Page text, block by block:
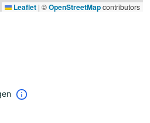
Leaflet | ©OpenStreetMapcontributors